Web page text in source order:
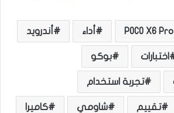
POCO X6 Pro أداء أندرويد
اختبارات بوكو
تجربة استخدام
تقييم شاومي كاميرا